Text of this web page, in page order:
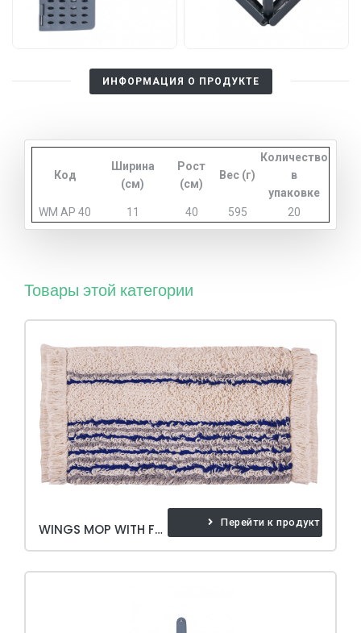
ИНФОРМАЦИЯ О ПРОДУКТЕ
Код
Ширина
(см)
Рост
(см)
Вес (г)
Количество
в
упаковке
WM AP 40
11 40 595 20
Товары этой категории
WINGS MOP WITH FRINGED 40 CM Перейти к продукту